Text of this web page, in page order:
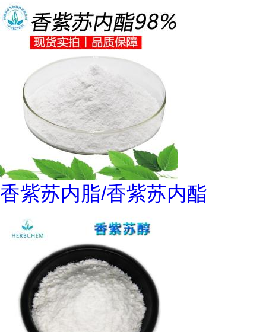
香紫苏内脂/香紫苏内酯